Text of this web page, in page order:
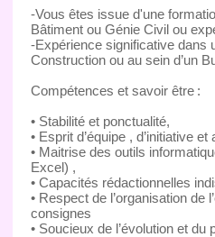
-Vous êtes issue d'une
Bâtiment ou Génie Civil ou
-Expérience significative dans
Construction ou au sein d’un
Compétences et savoir être :
• Stabilité et ponctualité,
• Esprit d’équipe , d’initiative et
• Maitrise des outils
Excel) ,
• Capacités rédactionnelles
• Respect de l’organisation de
consignes
• Soucieux de l’évolution et du